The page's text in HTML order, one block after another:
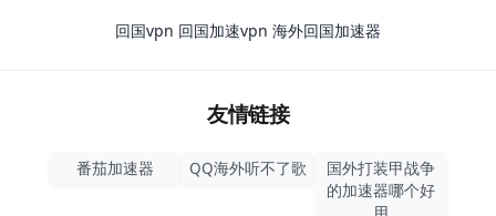
回国vpn 回国加速vpn 海外回国加速器
友情链接
番茄加速器 QQ海外听不了歌
国外打装甲战争
的加速器哪个好